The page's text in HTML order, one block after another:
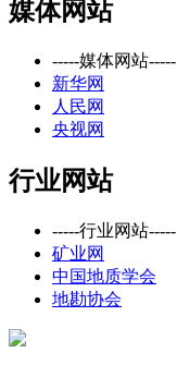
媒体网站
-----媒体网站-----
新华网
人民网
央视网
行业网站
-----行业网站-----
矿业网
中国地质学会
地勘协会